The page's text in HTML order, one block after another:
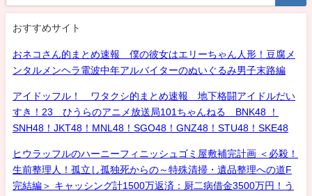
おすすめサイト
おネコさん的まとめ速報 僕の彼女はエリーちゃん人形！豆腐メ
ンタルメンヘラ電波中年アルバイターのぬいぐるみ男子末路編
アイドッフル！ ワタクシ的まとめ速報 地下格闘アイドルだい
すき！23 ひうらのアニメ放送局101ちゃんねる BNK48 ！
SNH48！JKT48！MNL48！SGO48！GNZ48！STU48！SKE48
ヒウラッフルのハーニーフィニッシュゴミ屋敷補完計画 ＜必殺！
生前整理人！孤立し孤独死からの～特殊清掃・遺品整理への道F
完結編＞ キャッシング計1500万返済：厨二病借金3500万円！う